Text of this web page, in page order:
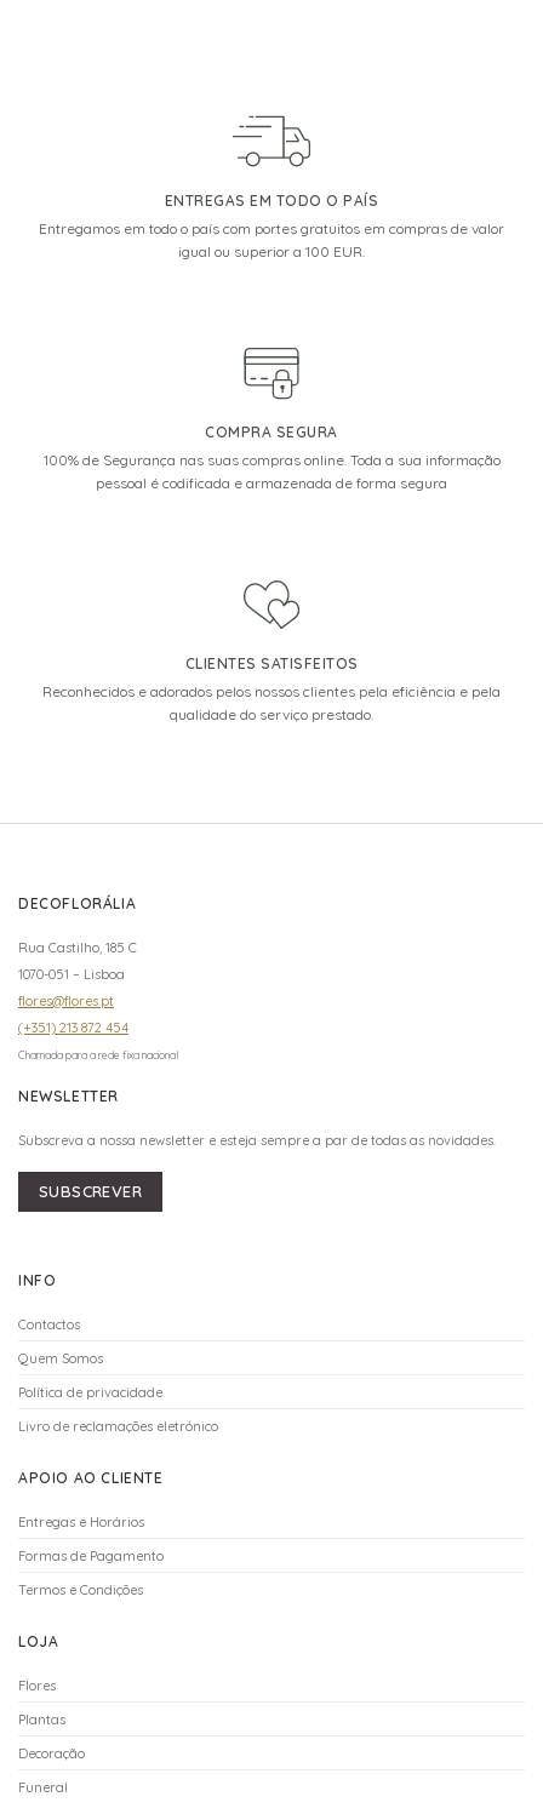
ENTREGAS EM TODO O PAÍS
Entregamos em todo o país com portes gratuitos em compras de valor
igual ou superior a 100 EUR.
COMPRA SEGURA
100% de Segurança nas suas compras online. Toda a sua informação
pessoal é codificada e armazenada de forma segura
CLIENTES SATISFEITOS
Reconhecidos e adorados pelos nossos clientes pela eficiência e pela
qualidade do serviço prestado.
DECOFLORÁLIA
Rua Castilho, 185 C
1070-051 – Lisboa
flores@flores.pt
(+351) 213 872 454
Chamada para a rede fixa nacional
NEWSLETTER
Subscreva a nossa newsletter e esteja sempre a par de todas as novidades.
SUBSCREVER
INFO
Contactos
Quem Somos
Política de privacidade
Livro de reclamações eletrónico
APOIO AO CLIENTE
Entregas e Horários
Formas de Pagamento
Termos e Condições
LOJA
Flores
Plantas
Decoração
Funeral